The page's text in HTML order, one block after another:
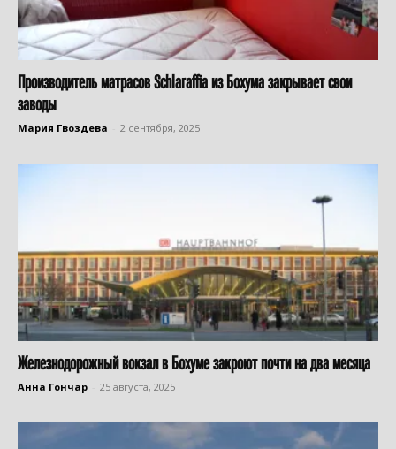
Производитель матрасов Schlaraffia из Бохума закрывает свои
заводы
Мария Гвоздева 2 сентября, 2025
Железнодорожный вокзал в Бохуме закроют почти на два месяца
Анна Гончар 25 августа, 2025